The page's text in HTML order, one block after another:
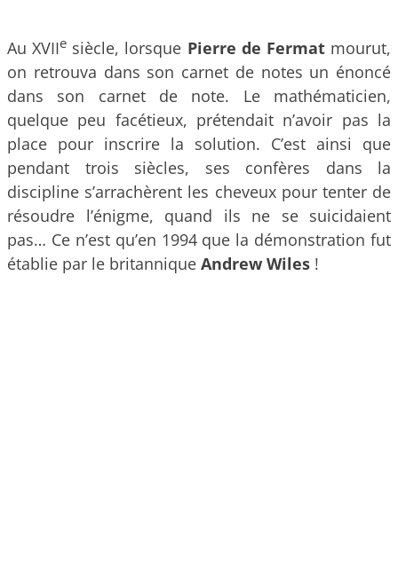
Au XVIIe siècle, lorsque Pierre de Fermatmourut,
on retrouva dans son carnet de notes un énoncé
dans son carnet de note. Le mathématicien,
quelque peu facétieux, prétendait n’avoir pas la
place pour inscrire la solution. C’est ainsi que
pendant trois siècles, ses confères dans la
discipline s’arrachèrent les cheveux pour tenter de
résoudre l’énigme, quand ils ne se suicidaient
pas… Ce n’est qu’en 1994 que la démonstration fut
établie par le britannique Andrew Wiles !